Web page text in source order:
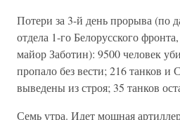
Потери за 3-й день прорыва (по
отдела 1-го Белорусского
майор Заботин): 9500 человек
пропало без вести; 216 танков
выведены из строя; 35 танков
Семь утра. Идет мощная